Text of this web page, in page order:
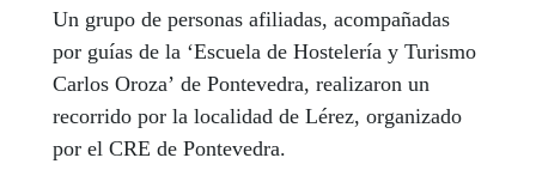
Un grupo de personas afiliadas, acompañadas
por guías de la ‘Escuela de Hostelería y Turismo
Carlos Oroza’ de Pontevedra, realizaron un
recorrido por la localidad de Lérez, organizado
por el CRE de Pontevedra.